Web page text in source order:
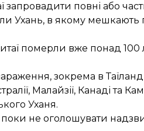
повні або
Ухань, в якому мешкають
померли вже понад 100
зокрема в
Малайзії, Канаді та
Уханя.
поки не оголошувати